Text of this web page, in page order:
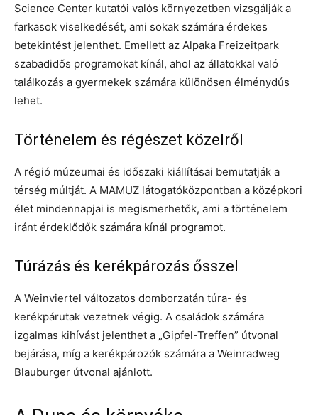
Science Center kutatói valós környezetben vizsgálják a
farkasok viselkedését, ami sokak számára érdekes
betekintést jelenthet. Emellett az Alpaka Freizeitpark
szabadidős programokat kínál, ahol az állatokkal való
találkozás a gyermekek számára különösen élménydús
lehet.
Történelem és régészet közelről
A régió múzeumai és időszaki kiállításai bemutatják a
térség múltját. A MAMUZ látogatóközpontban a középkori
élet mindennapjai is megismerhetők, ami a történelem
iránt érdeklődők számára kínál programot.
Túrázás és kerékpározás ősszel
A Weinviertel változatos domborzatán túra- és
kerékpárutak vezetnek végig. A családok számára
izgalmas kihívást jelenthet a „Gipfel-Treffen” útvonal
bejárása, míg a kerékpározók számára a Weinradweg
Blauburger útvonal ajánlott.